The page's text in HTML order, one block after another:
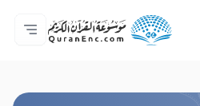
Accueil
Index des traductions
Audio
Services des
Autour du projet
Nous contacter
Langue